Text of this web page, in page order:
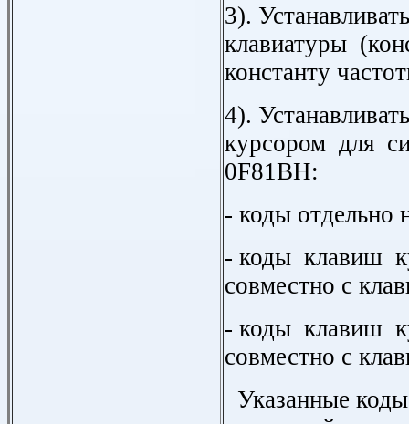
3).
клавиатуры
константу
4).
курсором для
0F81BH:
- коды отдельно
- коды клавиш
совместно с
- коды клавиш
совместно с
Указанные